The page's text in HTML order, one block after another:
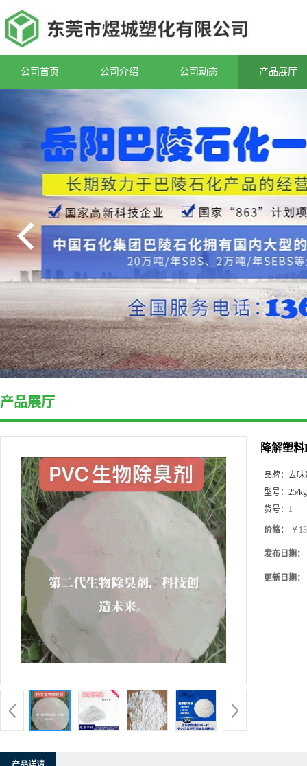
公司首页 公司介绍 公司动态 产品展厅
产品展厅
降解塑
品牌： 去味
型号： 25/kg
货号： 1
价格： ￥
发布日期：
更新日期：